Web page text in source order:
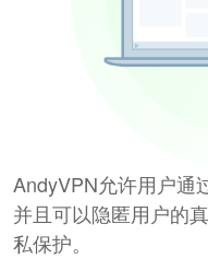
AndyVPN允许用户通
并且可以隐匿用户的
私保护。